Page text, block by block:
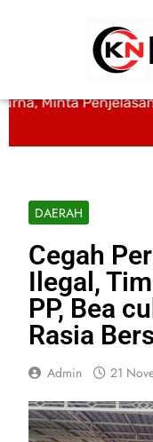
Minta Penjelasan
DAERAH
Cegah
Ilegal,
PP, Bea
Rasia
Admin 21